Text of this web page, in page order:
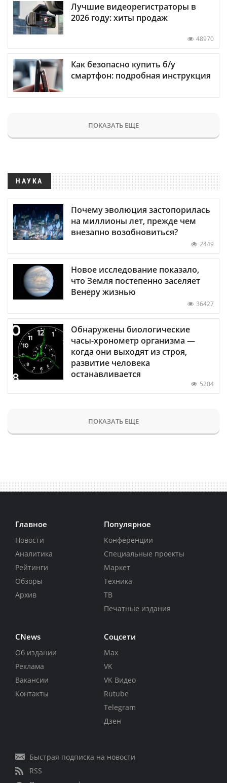
Лучшие видеорегистраторы в
2026 году: хиты продаж
48970
Как безопасно купить б/у
смартфон: подробная инструкция
ПОКАЗАТЬ ЕЩЕ
НАУКА
Почему эволюция застопорилась
на миллионы лет, прежде чем
внезапно возобновиться?
2449
Новое исследование показало,
что Земля постепенно заселяет
Венеру жизнью
36427
Обнаружены биологические
часы-хронометр организма —
когда они выходят из строя,
развитие человека
останавливается
5204
ПОКАЗАТЬ ЕЩЕ
Главное
Новости
Аналитика
Рейтинги
Обзоры
Архив
Популярное
Конференции
Специальные проекты
Маркет
Техника
ТВ
Печатные издания
CNews
Об издании
Реклама
Вакансии
Контакты
Соцсети
Max
VK
VK Видео
Rutube
Telegram
Дзен
Быстрая подписка на новости
RSS